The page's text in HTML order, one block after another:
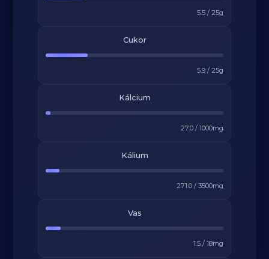
5.5/ 25g
Cukor
5.9/ 25g
Kálcium
27.0/ 1000mg
Kálium
271.0/ 3500mg
Vas
1.5/ 18mg